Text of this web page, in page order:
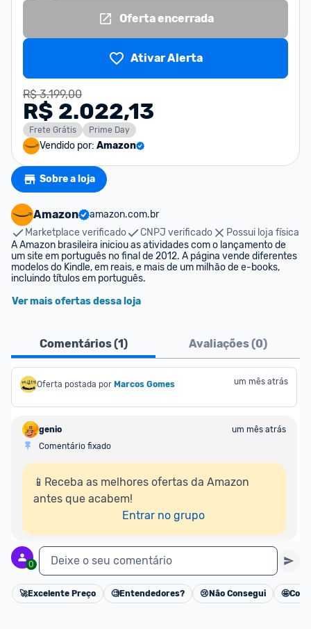
Oferta encerrada
Ativar Alerta
R$ 3.199,00
R$ 2.022,13
Frete Grátis Prime Day
Vendido por: Amazon
Sobre a loja
Amazon
amazon.com.br
Marketplace verificado
CNPJ verificado
Possui loja física
A Amazon brasileira iniciou as atividades com o lançamento de
um site em português no final de 2012. A página vende diferentes
modelos do Kindle, em reais, e mais de um milhão de e-books,
incluindo títulos em português.
Ver mais ofertas dessa loja
Comentários (1) Avaliações (0)
Oferta postada por Marcos Gomes um mês atrás
genio
um mês atrás
Comentário fixado
📱Receba as melhores ofertas da Amazon
antes que acabem!
Entrar no grupo
0 Deixe o seu comentário
Cancelar
🚀Excelente Preço 🧐Entendedores? 😢 Não Consegui 🤩